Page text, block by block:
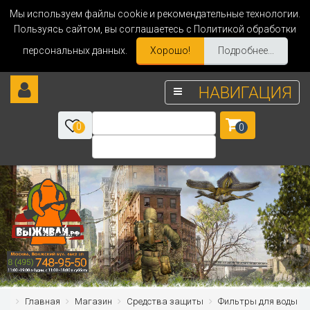
Мы используем файлы cookie и рекомендательные технологии.
Пользуясь сайтом, вы соглашаетесь с Политикой обработки
персональных данных.
Хорошо! Подробнее...
НАВИГАЦИЯ
0 0
Главная Магазин Средства защиты Фильтры для воды